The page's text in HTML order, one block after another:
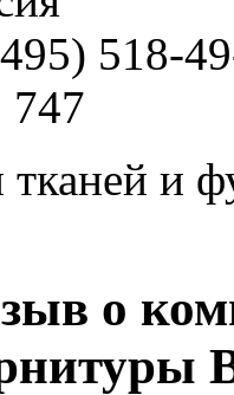
518-
747
тканей и
о